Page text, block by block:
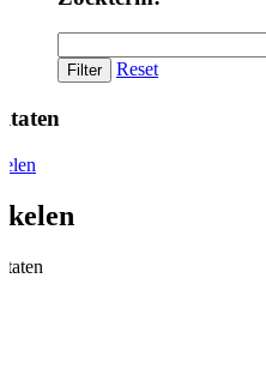
Reset